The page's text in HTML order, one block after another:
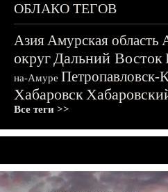
ОБЛАКО ТЕГОВ
АзияАмурская область
округДальний Восток
на-Амуре Петропавловск-
Хабаровск
Все теги >>